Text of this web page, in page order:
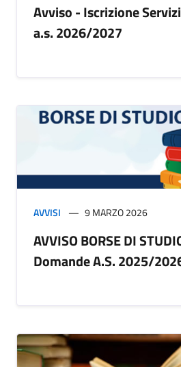
Avviso - Iscrizione
a.s. 2026/2027
AVVISI 9 MARZO 2026
AVVISO BORSE DI
Domande A.S. 2025/